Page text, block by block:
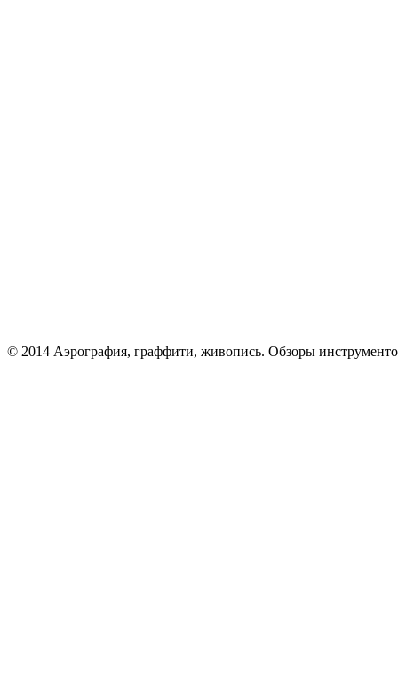
© 2014 Аэрография, граффити, живопись. Обзоры